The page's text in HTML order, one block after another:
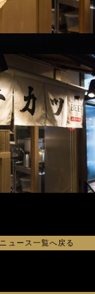
ニュース一覧へ戻る